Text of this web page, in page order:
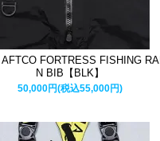
AFTCO FORTRESS FISHING RAI
N BIB【BLK】
50,000円(税込55,000円)